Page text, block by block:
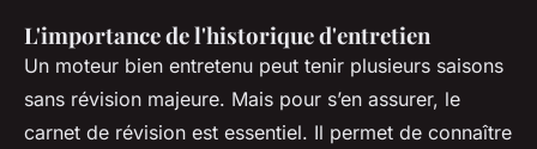
L'importance de l'historique d'entretien
Un moteur bien entretenu peut tenir plusieurs saisons
sans révision majeure. Mais pour s’en assurer, le
carnet de révision est essentiel. Il permet de connaître